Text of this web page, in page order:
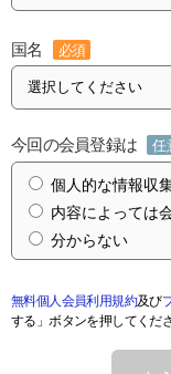
国名 必須
今回の会員登録は 任
個人的な情報収
内容によっては
分からない
無料個人会員利用規約及び
する」ボタンを押してくださ